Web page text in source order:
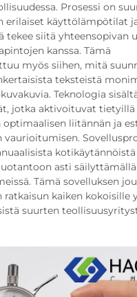
Prosessi on
erilaiset käyttölämpötilat
tekee siitä yhteensopivan
kanssa. Tämä
myös siihen, mitä
teksteistä
Teknologia
jotka aktivoituvat tietyillä
liitännän ja
kotikäytännöistä
asti
Tämä sovelluksen
ratkaisun kaiken kokoisille
suurten